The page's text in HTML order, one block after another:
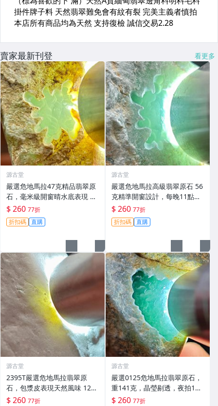
賣家最新刊登 看更多
源古堂
嚴選危地馬拉47克精品翡翠原
石，毫米級開窗晴水底表現 翡
翠原石 危地馬拉 經典切片
$ 260 77折
折扣碼 直購
源古堂
嚴選危地馬拉高級翡翠原石 56
克精準開窗設計，每晚11點截
拍，實惠公開拍賣。晴水底表
現精彩，適合收藏與鑑賞。 晴
水底 翡翠原石 危地馬拉
$ 260 77折
折扣碼 直購
源古堂
2395T嚴選危地馬拉翡翠原
石，包漿皮表現天然風味 129
克 每晚11點截拍 獻給您獨特
$ 260 77折
源古堂
嚴選0125危地馬拉翡翠原石，
重141克，晶瑩剔透，夜拍11
點截標，真誠奉上，期待您的
$ 260 77折